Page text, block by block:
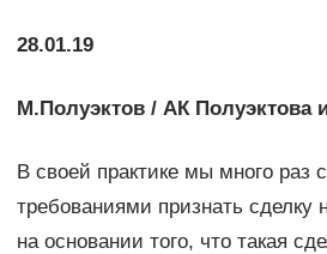
28.01.19
М.Полуэктов / АК Полуэктова
В своей практике мы много раз
требованиями признать сделку
на основании того, что такая